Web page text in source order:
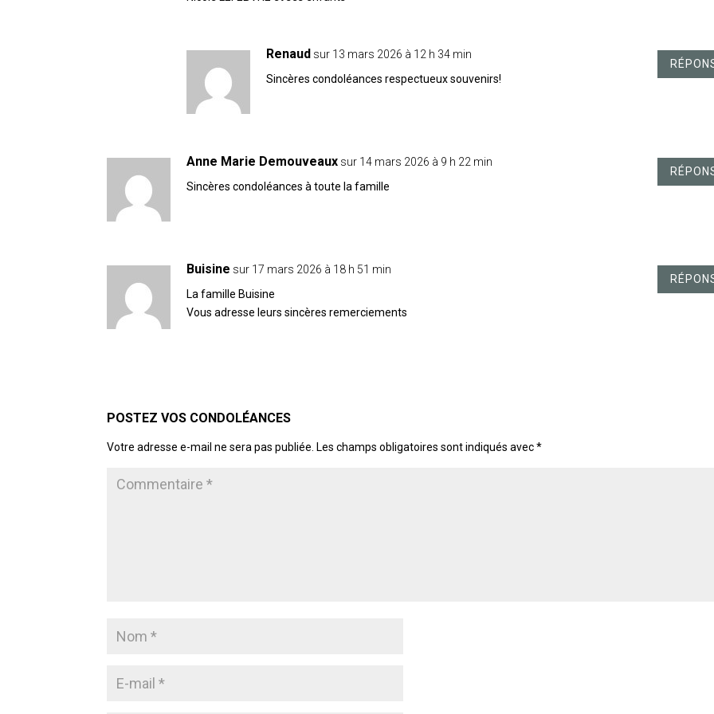
Renaud sur 13 mars 2026 à 12 h 34 min
Sincères condoléances respectueux souvenirs!
Anne Marie Demouveaux sur 14 mars 2026 à 9 h 22 min
Sincères condoléances à toute la famille
Buisine sur 17 mars 2026 à 18 h 51 min
La famille Buisine
Vous adresse leurs sincères remerciements
Votre adresse e-mail ne sera pas publiée. Les champs obligatoires sont indiqués avec*